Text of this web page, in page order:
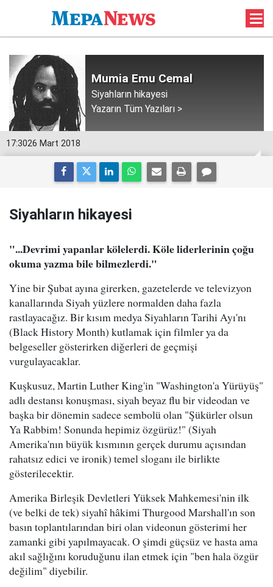
Mumia Emu Cemal
Siyahların hikayesi
Yazarın Tüm Yazıları >
17:3026 Mart 2018
Siyahların hikayesi
"...Devrimi yapanlar kölelerdi. Köle liderlerinin çoğu
okuma yazma bile bilmezlerdi."
Yine bir Şubat ayına girerken, gazetelerde ve televizyon
kanallarında Siyah yüzlere normalden daha fazla
rastlayacağız. Bir kısım medya Siyahların Tarihi Ayı'nı
(Black History Month) kutlamak için filmler ya da
belgeseller gösterirken diğerleri de geçmişi
vurgulayacaklar.
Kuşkusuz, Martin Luther King'in "Washington'a Yürüyüş"
adlı destansı konuşması, siyah beyaz flu bir videodan ve
başka bir dönemin sadece sembolü olan "Şükürler olsun
Ya Rabbim! Sonunda hepimiz özgürüz!" (Siyah
Amerika'nın büyük kısmının gerçek durumu açısından
rahatsız edici ve ironik) temel sloganı ile birlikte
gösterilecektir.
Amerika Birleşik Devletleri Yüksek Mahkemesi'nin ilk
(ve belki de tek) siyahî hâkimi Thurgood Marshall'ın son
basın toplantılarından biri olan videonun gösterimi her
zamanki gibi yapılmayacak. O şimdi güçsüz ve hasta ama
akıl sağlığını koruduğunu ilan etmek için "ben hala özgür
değilim" diyebilir.